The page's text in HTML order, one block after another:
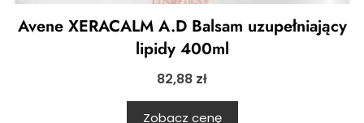
Avene XERACALM A.D Balsam uzupełniający
lipidy 400ml
82,88 zł
Zobacz cenę